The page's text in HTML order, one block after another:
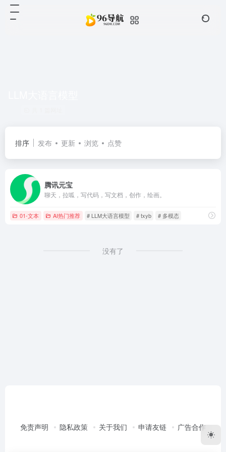
排序 发布 更新 浏览 点赞
腾讯元宝
聊天，拉呱，写代码，写文档，创作，绘画。
01-文本 AI热门推荐 # LLM大语言模型 # txyb # 多模态
没有了
免责声明 隐私政策 关于我们 申请友链 广告合作